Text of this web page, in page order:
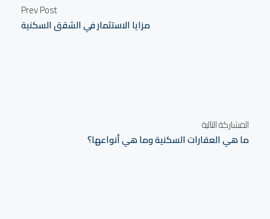
Prev Post
مزايا الاستثمار في الشقق السكنية
المشاركة التالية
ما هي العقارات السكنية وما هي أنواعها؟